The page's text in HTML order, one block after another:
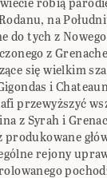
na
do tych z
z
się wielkim
i
przewyższyć
z Syrah i
rejony